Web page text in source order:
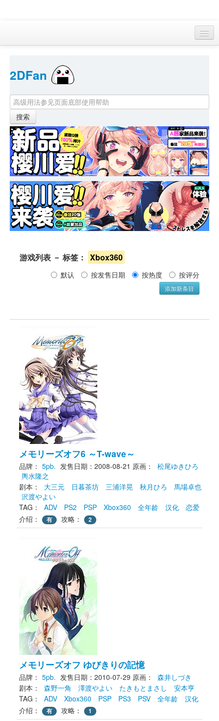
首页
找游戏
下资源
目录
本月新作
站内动态
小组
KF Online
2DFan
游戏列表 － 标签： Xbox360
默认 按发售日期 按热度 按评分
添加新条目
メモリーズオフ6 ～T-wave～
品牌： 5pb. 发售日期：2008-08-21 原画：
松尾ゆきひろ
輿水隆之
剧本：
大三元 日暮茶坊 三浦洋晃 秋月ひろ
馬場卓也
沢渡やよい
TAG：
ADV PS2 PSP Xbox360 全年龄 汉化
恋爱
介绍：
有 攻略： 2
メモリーズオフ ゆびきりの記憶
品牌： 5pb. 发售日期：2010-07-29 原画：
森井しづき
剧本：
森野一角 澤渡やよい たきもとまさし
安本亨
TAG：
ADV Xbox360 PSP PS3 PSV 全年龄
汉化
介绍：
有 攻略： 1